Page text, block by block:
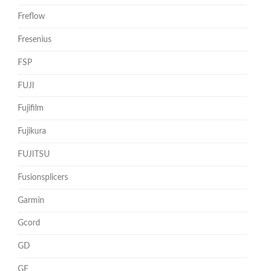
Freflow
Fresenius
FSP
FUJI
Fujifilm
Fujikura
FUJITSU
Fusionsplicers
Garmin
Gcord
GD
GE